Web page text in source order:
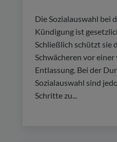
Die Sozialauswahl bei
Kündigung ist
Schließlich schützt sie
Schwächeren vor
Entlassung. Bei der
Sozialauswahl sind
Schritte zu...